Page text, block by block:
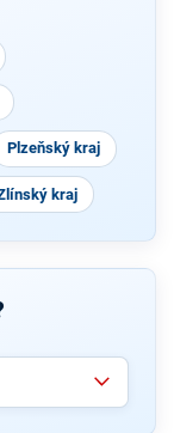
Plzeňský kraj
kraj